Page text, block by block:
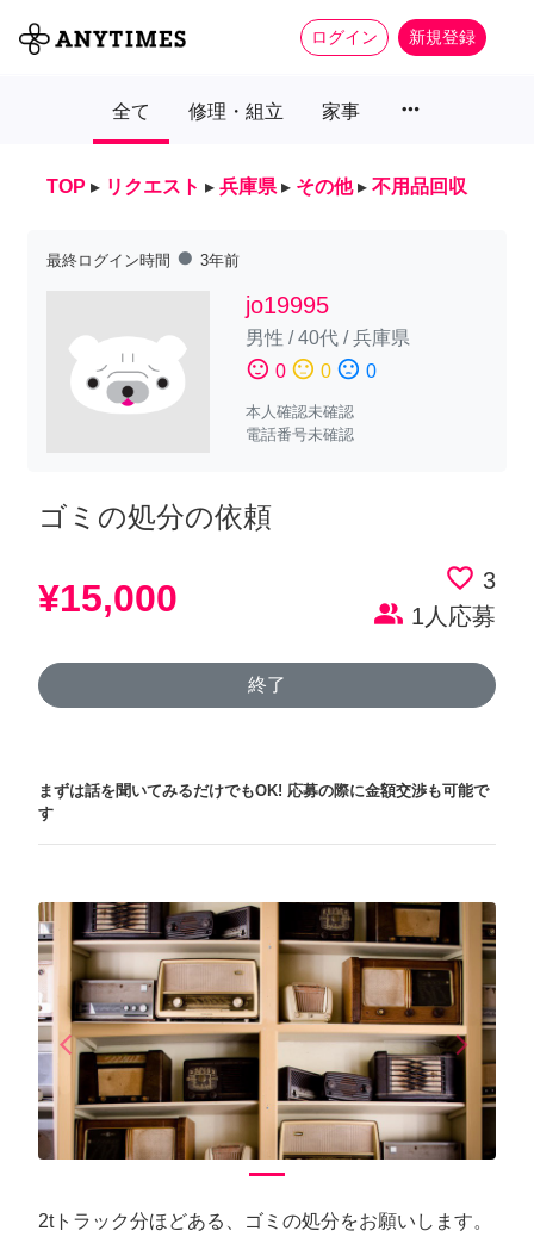
ログイン 新規登録
全て 修理・組立 家事 more_horiz
TOP ▸ リクエスト ▸ 兵庫県 ▸ その他 ▸ 不用品回収
最終ログイン時間 fiber_manual_record 3年前
jo19995
男性 /40代/兵庫県
sentiment_satisfied 0 sentiment_neutral 0 sentiment_dissatisfied 0
本人確認未確認
電話番号未確認
ゴミの処分の依頼
¥15,000 favorite_border 3
people_alt 1人応募
終了
まずは話を聞いてみるだけでもOK! 応募の際に金額交渉も可能で
す
arrow_back_iosPrevious arrow_forward_iosNext
2tトラック分ほどある、ゴミの処分をお願いします。